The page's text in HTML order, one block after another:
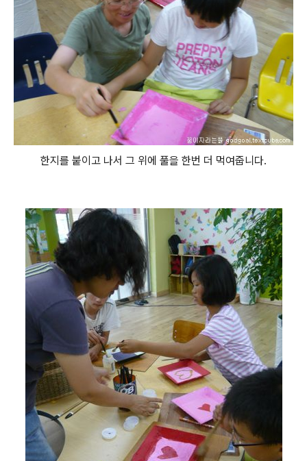
한지를 붙이고 나서 그 위에 풀을 한번 더 먹여줍니다.